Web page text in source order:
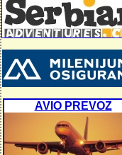
AVIO PREVOZ